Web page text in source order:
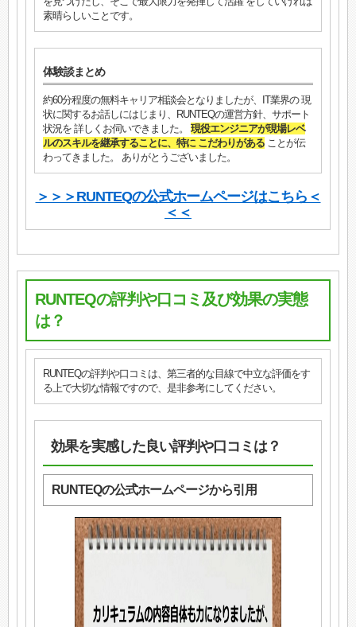
素晴らしいことです。
体験談まとめ
約60分程度の無料キャリア相談会となりましたが、IT業界の 現
状に関するお話しにはじまり、RUNTEQの運営方針、サポート
状況を 詳しくお伺いできました。 現役エンジニアが現場レベ
ルのスキルを継承することに、特に こだわりがある ことが伝
わってきました。 ありがとうございました。
＞＞＞RUNTEQの公式ホームページはこちら＜
＜＜
RUNTEQの評判や口コミ及び効果の実態
は？
RUNTEQの評判や口コミは、第三者的な目線で中立な評価をす
る上で大切な情報ですので、是非参考にしてください。
効果を実感した良い評判や口コミは？
RUNTEQの公式ホームページから引用